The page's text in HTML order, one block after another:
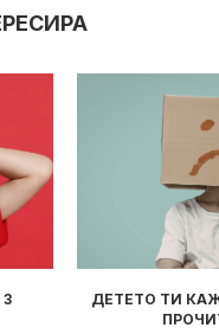
–
ПРОЧИТАВМЕ